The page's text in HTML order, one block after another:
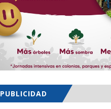
PUBLICIDAD